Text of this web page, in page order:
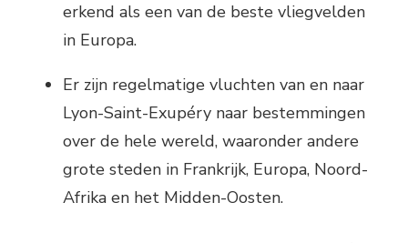
erkend als een van de beste vliegvelden
in Europa.
Er zijn regelmatige vluchten van en naar
Lyon-Saint-Exupéry naar bestemmingen
over de hele wereld, waaronder andere
grote steden in Frankrijk, Europa, Noord-
Afrika en het Midden-Oosten.